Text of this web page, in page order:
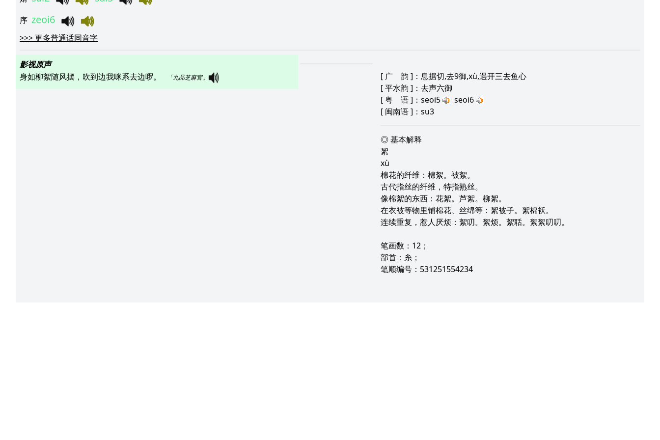
序 zeoi6
>>>更多普通话同音字
影视原声
身如柳絮随风摆，吹到边我咪系去边啰。
「九品芝麻官」 [ 广 韵 ]：息据切,去9御,xù,遇开三去鱼心
[平水韵 ]：去声六御
[粤 语]：seoi5
seoi6
[ 闽南语]：su3
◎ 基本解释
絮
xù
棉花的纤维：棉絮。被絮。
古代指丝的纤维，特指熟丝。
像棉絮的东西：花絮。芦絮。柳絮。
在衣被等物里铺棉花、丝绵等：絮被子。絮棉袄。
连续重复，惹人厌烦：絮叨。絮烦。絮聒。絮絮叨叨。
笔画数：12；
部首：糸；
笔顺编号：531251554234